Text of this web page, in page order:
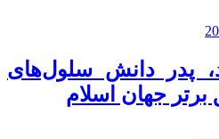
پدر دانش سلول‌های
برتر جهان اسلام